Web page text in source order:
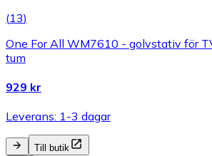
(13)
One For All WM7610 - golvstativ för
tum
929 kr
Leverans: 1-3 dagar
Till butik